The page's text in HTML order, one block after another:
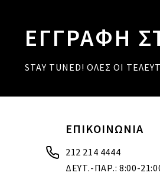
ΕΓΓΡΑΦΗ
STAY TUNED! ΟΛΕΣ ΟΙ
ΕΠΙΚΟΙΝΩΝΙΑ
212 214 4444
ΔΕΥΤ.-ΠΑΡ.: 8:00-